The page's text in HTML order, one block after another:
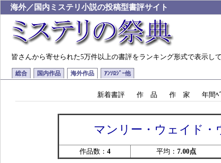
海外／国内ミステリ小説の投稿型書評サイト
皆さんから寄せられた5万件以上の書評をランキング形式で表示し
総合 国内作品 海外作品 ｱﾝｿﾛｼﾞｰ他
新着書評 作 品 作 家 年間ﾍ
マンリー・ウェイド・
作品数： 4 平均： 7.00点